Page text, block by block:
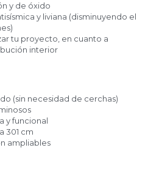
y de óxido
y liviana (disminuyendo el
tu proyecto, en cuanto a
interior
(sin necesidad de cerchas)
y funcional
301 cm
ampliables